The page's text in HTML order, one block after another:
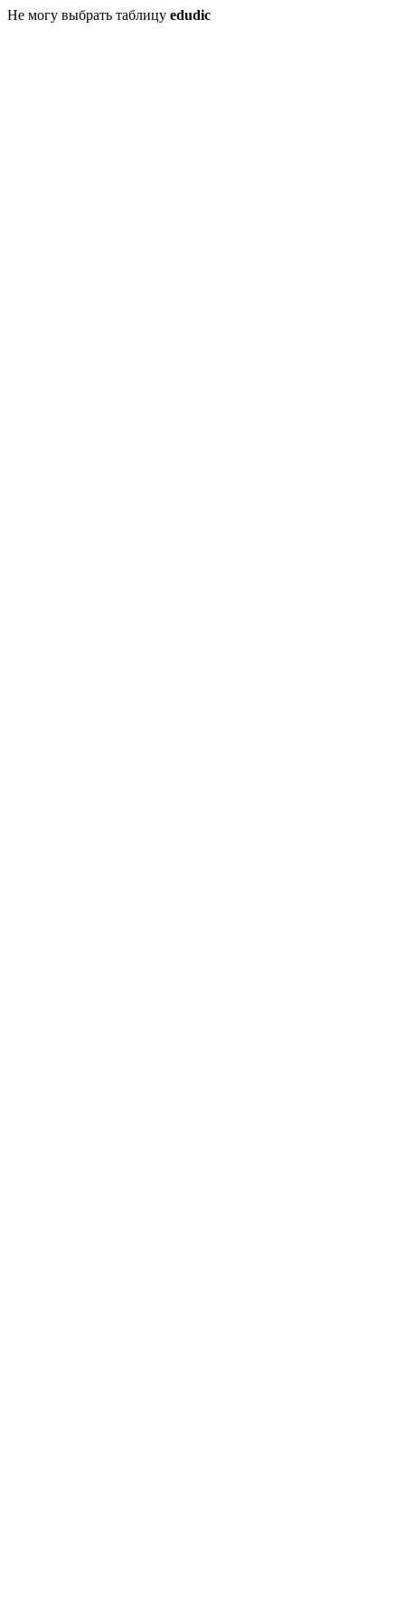
Не могу выбрать таблицу edudic